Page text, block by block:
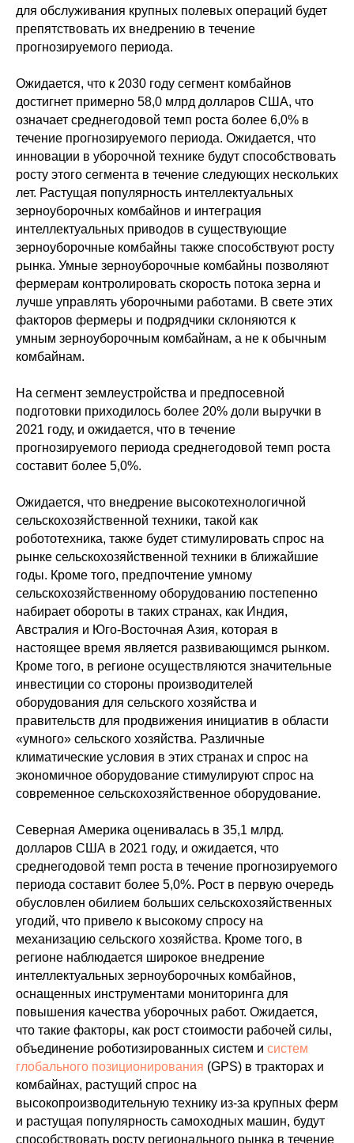
для обслуживания крупных полевых операций будет
препятствовать их внедрению в течение
прогнозируемого периода.
Ожидается, что к 2030 году сегмент комбайнов
достигнет примерно 58,0 млрд долларов США, что
означает среднегодовой темп роста более 6,0% в
течение прогнозируемого периода. Ожидается, что
инновации в уборочной технике будут способствовать
росту этого сегмента в течение следующих нескольких
лет. Растущая популярность интеллектуальных
зерноуборочных комбайнов и интеграция
интеллектуальных приводов в существующие
зерноуборочные комбайны также способствуют росту
рынка. Умные зерноуборочные комбайны позволяют
фермерам контролировать скорость потока зерна и
лучше управлять уборочными работами. В свете этих
факторов фермеры и подрядчики склоняются к
умным зерноуборочным комбайнам, а не к обычным
комбайнам.
На сегмент землеустройства и предпосевной
подготовки приходилось более 20% доли выручки в
2021 году, и ожидается, что в течение
прогнозируемого периода среднегодовой темп роста
составит более 5,0%.
Ожидается, что внедрение высокотехнологичной
сельскохозяйственной техники, такой как
робототехника, также будет стимулировать спрос на
рынке сельскохозяйственной техники в ближайшие
годы. Кроме того, предпочтение умному
сельскохозяйственному оборудованию постепенно
набирает обороты в таких странах, как Индия,
Австралия и Юго-Восточная Азия, которая в
настоящее время является развивающимся рынком.
Кроме того, в регионе осуществляются значительные
инвестиции со стороны производителей
оборудования для сельского хозяйства и
правительств для продвижения инициатив в области
«умного» сельского хозяйства. Различные
климатические условия в этих странах и спрос на
экономичное оборудование стимулируют спрос на
современное сельскохозяйственное оборудование.
Северная Америка оценивалась в 35,1 млрд.
долларов США в 2021 году, и ожидается, что
среднегодовой темп роста в течение прогнозируемого
периода составит более 5,0%. Рост в первую очередь
обусловлен обилием больших сельскохозяйственных
угодий, что привело к высокому спросу на
механизацию сельского хозяйства. Кроме того, в
регионе наблюдается широкое внедрение
интеллектуальных зерноуборочных комбайнов,
оснащенных инструментами мониторинга для
повышения качества уборочных работ. Ожидается,
что такие факторы, как рост стоимости рабочей силы,
объединение роботизированных систем и систем
глобального позиционирования (GPS) в тракторах и
комбайнах, растущий спрос на
высокопроизводительную технику из-за крупных ферм
и растущая популярность самоходных машин, будут
способствовать росту регионального рынка в течение